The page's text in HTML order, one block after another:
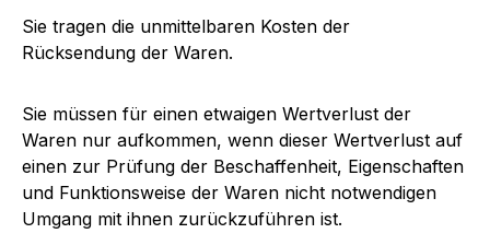
Sie tragen die unmittelbaren Kosten der
Rücksendung der Waren.
Sie müssen für einen etwaigen Wertverlust der
Waren nur aufkommen, wenn dieser Wertverlust auf
einen zur Prüfung der Beschaffenheit, Eigenschaften
und Funktionsweise der Waren nicht notwendigen
Umgang mit ihnen zurückzuführen ist.